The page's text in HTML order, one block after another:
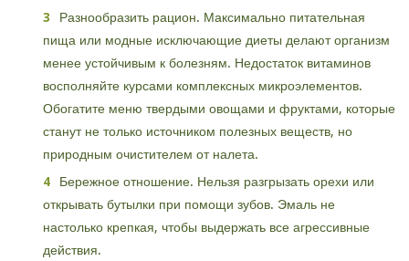
Разнообразить рацион. Максимально питательная
пища или модные исключающие диеты делают организм
менее устойчивым к болезням. Недостаток витаминов
восполняйте курсами комплексных микроэлементов.
Обогатите меню твердыми овощами и фруктами, которые
станут не только источником полезных веществ, но
природным очистителем от налета.
Бережное отношение. Нельзя разгрызать орехи или
открывать бутылки при помощи зубов. Эмаль не
настолько крепкая, чтобы выдержать все агрессивные
действия.